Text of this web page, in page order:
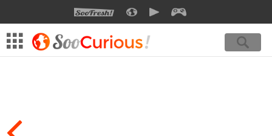
SOOFRESHSOOCURIOUSSOOMOTION